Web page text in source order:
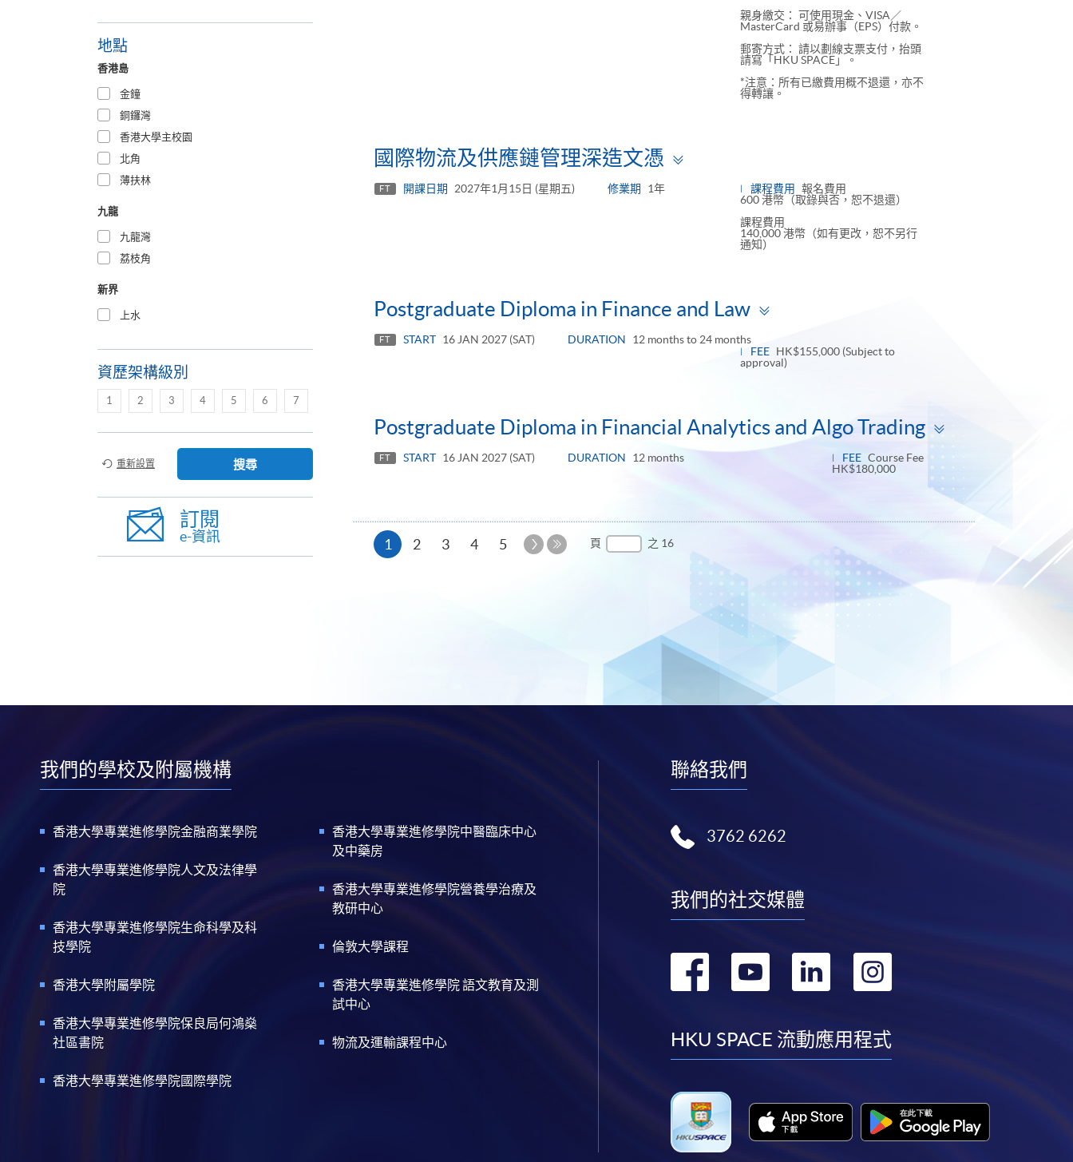
地點
香港島
金鐘
銅鑼灣
香港大學主校園
北角
薄扶林
九龍
九龍灣
荔枝角
新界
上水
資歷架構級別
1 2 3 4 5 6 7
重新設置 搜尋
訂閱
e-資訊
親身繳交： 可使用現金、VISA／
MasterCard 或易辦事（EPS）付款。
郵寄方式： 請以劃線支票支付，抬頭
請寫「HKU SPACE」。
*注意：所有已繳費用概不退還，亦不
得轉讓。
國際物流及供應鏈管理深造文憑
panel
FT 開課日期 2027年1月15日 (星期五) 修業期 1年 課程費用
報名費用
600 港幣（取錄與否，恕不退還）
課程費用
140,000 港幣（如有更改，恕不另行
通知）
Postgraduate Diploma in Finance and Law
FT START 16 JAN 2027 (SAT) DURATION
12 months to 24 months
FEE HK$155,000 (Subject to
approval)
Postgraduate Diploma in Financial Analytics and Algo Trading
panel
FT START 16 JAN 2027 (SAT) DURATION 12 months FEE Course Fee
HK$180,000
1 本
2 3 4 5
下
頁 之 16
我們的學校及附屬機構
香港大學專業進修學院金融商業學院
香港大學專業進修學院人文及法律學
院
香港大學專業進修學院生命科學及科
技學院
香港大學附屬學院
香港大學專業進修學院保良局何鴻燊
社區書院
香港大學專業進修學院國際學院
香港大學專業進修學院中醫臨床中心
及中藥房
香港大學專業進修學院營養學治療及
教研中心
倫敦大學課程
香港大學專業進修學院 語文教育及測
試中心
物流及運輸課程中心
聯絡我們
3762 6262
我們的社交媒體
轉
facebook
轉
youtube
轉
linkedininstagram
HKU SPACE 流動應用程式